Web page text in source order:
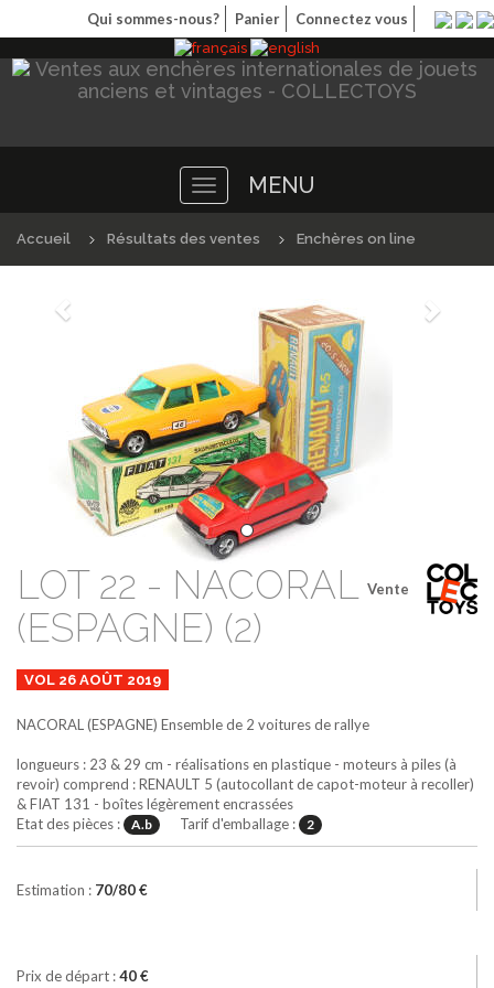
Qui sommes-nous? Panier Connectez vous
Toggle
navigation
MENU
Accueil Résultats des ventes Enchères on line
Précédént
Vente
LOT 22 - NACORAL
(ESPAGNE) (2)
VOL 26 AOÛT 2019
NACORAL (ESPAGNE) Ensemble de 2 voitures de rallye
longueurs : 23 & 29 cm - réalisations en plastique - moteurs à piles (à
revoir) comprend : RENAULT 5 (autocollant de capot-moteur à recoller)
& FIAT 131 - boîtes légèrement encrassées
Etat des pièces :
A.b Tarif d'emballage : 2
Estimation : 70/80 €
Prix de départ :40 €